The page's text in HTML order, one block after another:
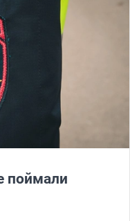
поймали